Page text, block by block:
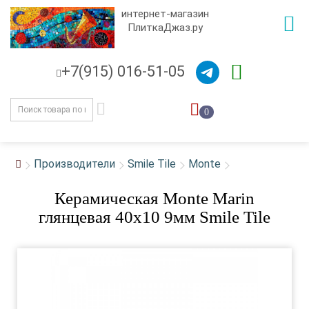
интернет-магазин
ПлиткаДжаз.ру
+7(915) 016-51-05
0
Производители Smile Tile Monte
Керамическая Monte Marin
глянцевая 40x10 9мм Smile Tile